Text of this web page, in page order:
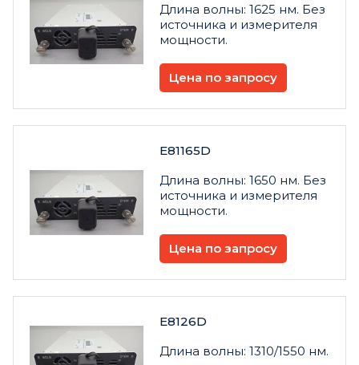
Длина волны: 1625 нм. Без
источника и измерителя
мощности.
Цена по запросу
E81165D
Длина волны: 1650 нм. Без
источника и измерителя
мощности.
Цена по запросу
E8126D
Длина волны: 1310/1550 нм.